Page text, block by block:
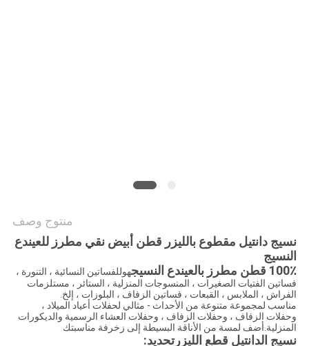
منتوج وصف
نسيج دانتيل مقطوع بالليزر قطن أبيض نقي مطرز للعيندع
النسيج
100٪ قطن مطرز بالعين
دع النسيجهوللفساتين النسائية ، التنورة ،
فساتين الفتيات الصغيرات ، المنسوجات المنزلية ، الستائر ، مستلزمات
الفراش ، الملابس ، القبعات ، فساتين الزفاف ، البلوزات ، إلخ.
مناسب لمجموعة متنوعة من الأحداث - مثالي لحفلات أعياد الميلاد ،
وحفلات الزفاف ، وحفلات الزفاف ، وحفلات العشاء الرسمية والديكورات
المنزلية.أضف لمسة من الأناقة البسيطة إلى زخرفة مناسبتك
نسيج الدانتيل قطع الليزرتحديد: